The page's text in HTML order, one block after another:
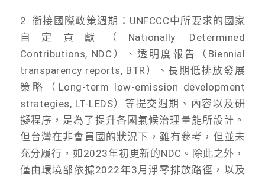
2. 銜接國際政策週期：UNFCCC中所要求的國家
自定貢獻（Nationally Determined
Contributions, NDC）、透明度報告（Biennial
transparency reports, BTR）、長期低排放發展
策略（Long-term low-emission development
strategies, LT-LEDS）等提交週期、內容以及研
擬程序，是為了提升各國氣候治理量能所設計。
但台灣在非會員國的狀況下，雖有參考，但並未
充分履行， 如2023年初更新的NDC。除此之外，
僅由環境部依據2022年3月淨零排放路徑，以及